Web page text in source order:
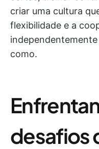
criar uma cultura
flexibilidade e a
como.
desafios